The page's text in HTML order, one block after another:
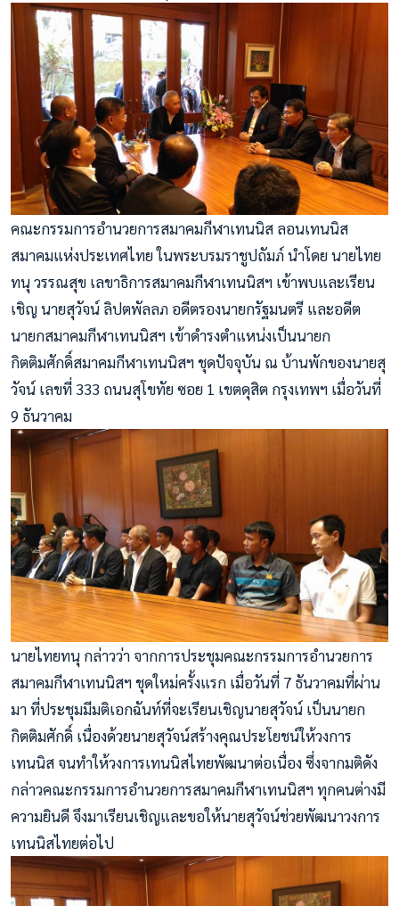
คณะกรรมการอำนวยการสมาคมกีฬาเทนนิส ลอนเทนนิส
สมาคมแห่งประเทศไทย ในพระบรมราชูปถัมภ์ นำโดย นายไทย
ทนุ วรรณสุข เลขาธิการสมาคมกีฬาเทนนิสฯ เข้าพบและเรียน
เชิญ นายสุวัจน์ ลิปตพัลลภ อดีตรองนายกรัฐมนตรี และอดีต
นายกสมาคมกีฬาเทนนิสฯ เข้าดำรงตำแหน่งเป็นนายก
กิตติมศักดิ์สมาคมกีฬาเทนนิสฯ ชุดปัจจุบัน ณ บ้านพักของนายสุ
วัจน์ เลขที่ 333 ถนนสุโขทัย ซอย 1 เขตดุสิต กรุงเทพฯ เมื่อวันที่
9 ธันวาคม
นายไทยทนุ กล่าวว่า จากการประชุมคณะกรรมการอำนวยการ
สมาคมกีฬาเทนนิสฯ ชุดใหม่ครั้งแรก เมื่อวันที่ 7 ธันวาคมที่ผ่าน
มา ที่ประชุมมีมติเอกฉันท์ที่จะเรียนเชิญนายสุวัจน์ เป็นนายก
กิตติมศักดิ์ เนื่องด้วยนายสุวัจน์สร้างคุณประโยชน์ให้วงการ
เทนนิส จนทำให้วงการเทนนิสไทยพัฒนาต่อเนื่อง ซึ่งจากมติดัง
กล่าวคณะกรรมการอำนวยการสมาคมกีฬาเทนนิสฯ ทุกคนต่างมี
ความยินดี จึงมาเรียนเชิญและขอให้นายสุวัจน์ช่วยพัฒนาวงการ
เทนนิสไทยต่อไป